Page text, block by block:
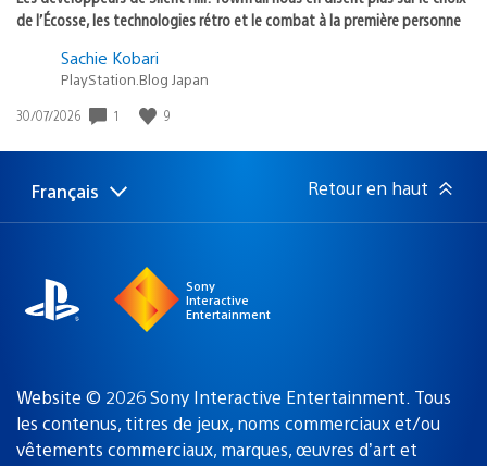
de l’Écosse, les technologies rétro et le combat à la première personne
Sachie Kobari
PlayStation.Blog Japan
Date
publication
30/07/2026 1 9
Choisir
Région
Français Retour en haut
Sony
Interactive
Entertainment
Website © 2026 Sony Interactive Entertainment. Tous
les contenus, titres de jeux, noms commerciaux et/ou
vêtements commerciaux, marques, œuvres d’art et